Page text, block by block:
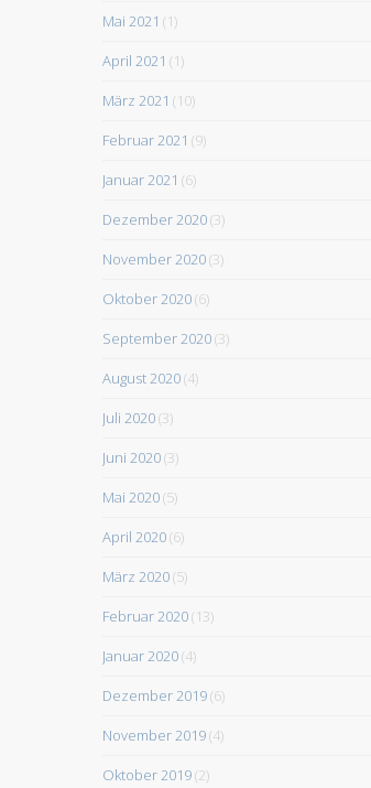
Mai 2021 (1)
April 2021 (1)
März 2021 (10)
Februar 2021 (9)
Januar 2021 (6)
Dezember 2020(3)
November 2020(3)
Oktober 2020(6)
September 2020(3)
August 2020(4)
Juli 2020(3)
Juni 2020(3)
Mai 2020(5)
April 2020(6)
März 2020(5)
Februar 2020(13)
Januar 2020(4)
Dezember 2019(6)
November 2019(4)
Oktober 2019(2)